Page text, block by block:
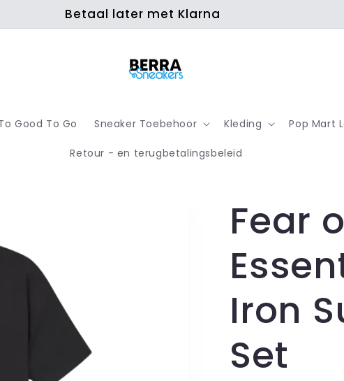
Betaal later met Klarna
Good To Go Sneaker Toebehoor Kleding Pop Mart
Retour - en terugbetalingsbeleid
Fear
Iron
Set